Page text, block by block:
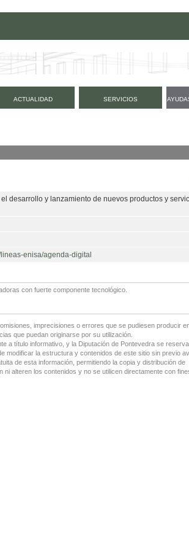
ACTUALIDAD SERVICIOS
desarrollo y lanzamiento de nuevos productos y
enisa/agenda-digital
con fuerte componente tecnológico.
imprecisiones o errores que se pudiesen producir
que puedan originarse por su utilización.
a título informativo, y la Diputación de Pontevedra se reserva
modificar la estructura y contenidos de este sitio sin previo
de esta información, permitiendo la copia y distribución de
alteren los contenidos y no se utilicen directamente con